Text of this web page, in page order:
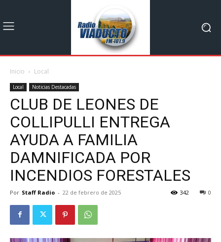
Inicio Local
Local Noticias Destacadas
CLUB DE LEONES DE
COLLIPULLI ENTREGA
AYUDA A FAMILIA
DAMNIFICADA POR
INCENDIOS FORESTALES
Por Staff Radio - 22 de febrero de 2025 0
342